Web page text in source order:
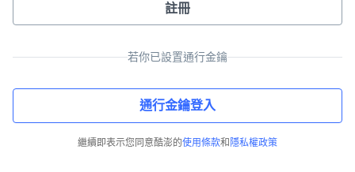
註冊
若你已設置通行金鑰
通行金鑰登入
繼續即表示您同意酷澎的使用條款和 隱私權政策